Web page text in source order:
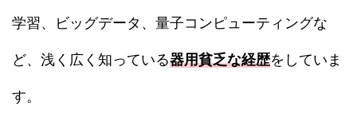
学習、ビッグデータ、量子コンピューティングな
ど、浅く広く知っている器用貧乏な経歴をしていま
す。